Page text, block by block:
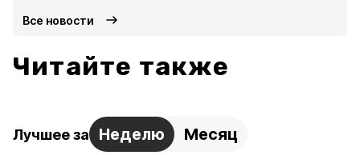
Все новости
Читайте также
Лучшее за Неделю Месяц